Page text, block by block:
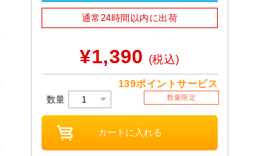
通常24時間以内に出荷
¥1,390 (税込)
139ポイントサービス
数量 数量限定